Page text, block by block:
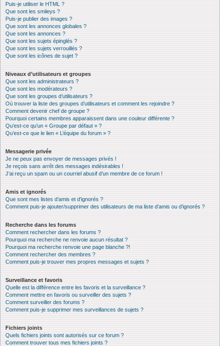
Puis-je utiliser le HTML ?
Que sont les smileys ?
Puis-je publier des images ?
Que sont les annonces globales ?
Que sont les annonces ?
Que sont les sujets épinglés ?
Que sont les sujets verrouillés ?
Que sont les icônes de sujet ?
Niveaux d’utilisateurs et groupes
Que sont les administrateurs ?
Que sont les modérateurs ?
Que sont les groupes d’utilisateurs ?
Où trouver la liste des groupes d’utilisateurs et comment les rejoindre ?
Comment devenir chef de groupe ?
Pourquoi certains membres apparaissent dans une couleur différente ?
Qu’est-ce qu’un « Groupe par défaut » ?
Qu’est-ce que le lien « L’équipe du forum » ?
Messagerie privée
Je ne peux pas envoyer de messages privés !
Je reçois sans arrêt des messages indésirables !
J’ai reçu un spam ou un courriel abusif d’un membre de ce forum !
Amis et ignorés
Que sont mes listes d’amis et d’ignorés ?
Comment puis-je ajouter/supprimer des utilisateurs de ma liste d’amis ou d’ignorés ?
Recherche dans les forums
Comment rechercher dans les forums ?
Pourquoi ma recherche ne renvoie aucun résultat ?
Pourquoi ma recherche renvoie une page blanche ?!
Comment rechercher des membres ?
Comment puis-je trouver mes propres messages et sujets ?
Surveillance et favoris
Quelle est la différence entre les favoris et la surveillance ?
Comment mettre en favoris ou surveiller des sujets ?
Comment surveiller des forums ?
Comment puis-je supprimer mes surveillances de sujets ?
Fichiers joints
Quels fichiers joints sont autorisés sur ce forum ?
Comment trouver tous mes fichiers joints ?